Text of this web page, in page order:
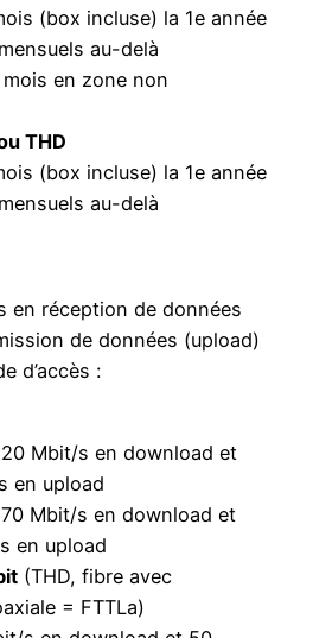
(box incluse) la 1e année
au-delà
en zone non
THD
(box incluse) la 1e année
au-delà
en réception de données
de données (upload)
d’accès :
20 Mbit/s en download et
en upload
70 Mbit/s en download et
en upload
(THD, fibre avec
= FTTLa)